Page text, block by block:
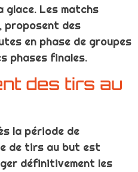
glace. Les matchs
proposent des
en phase de groupes
phases finales.
des tirs au
la période de
de tirs au but est
définitivement les